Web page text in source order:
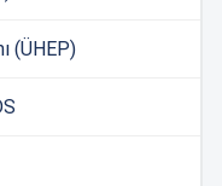
(ÜHEP)